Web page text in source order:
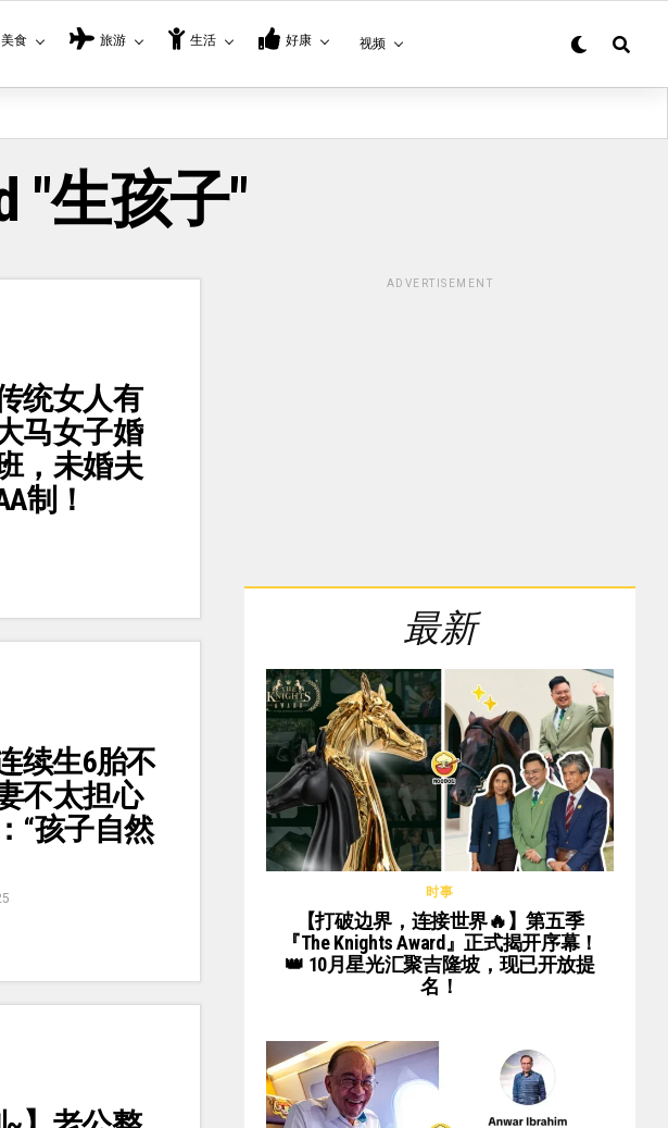
美食 旅游 生活 好康 视频
"生孩子"
统女人有
马女子婚
，未婚夫
制！
续生6胎不
不太担心
“孩子自然
ADVERTISEMENT
最新
时事
【打破边界，连接世界🔥】第五季
『The Knights Award』正式揭开序幕！
👑 10月星光汇聚吉隆坡，现已开放提
名！